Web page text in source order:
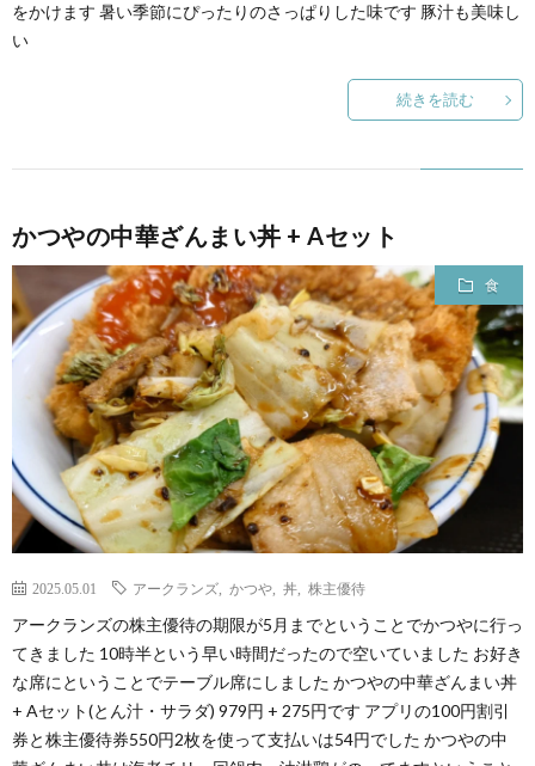
をかけます 暑い季節にぴったりのさっぱりした味です 豚汁も美味し
い
続きを読む
かつやの中華ざんまい丼 + Aセット
食
2025.05.01 アークランズ かつや 丼 株主優待
アークランズの株主優待の期限が5月までということでかつやに行っ
てきました 10時半という早い時間だったので空いていました お好き
な席にということでテーブル席にしました かつやの中華ざんまい丼
+ Aセット(とん汁・サラダ) 979円 + 275円です アプリの100円割引
券と株主優待券550円2枚を使って支払いは54円でした かつやの中